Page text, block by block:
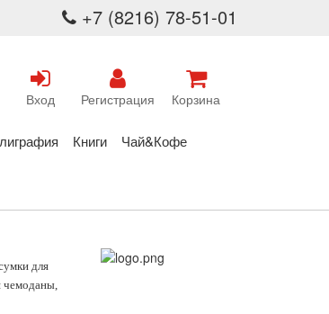
+7 (8216) 78-51-01
Вход Регистрация Корзина
Книги Чай&Кофе
для
чемоданы,